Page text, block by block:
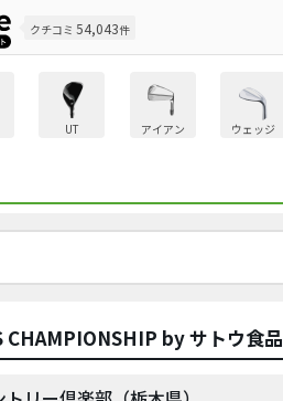
クチコミ 54,043件
UT アイアン ウェッジ
CHAMPIONSHIP by サトウ食品